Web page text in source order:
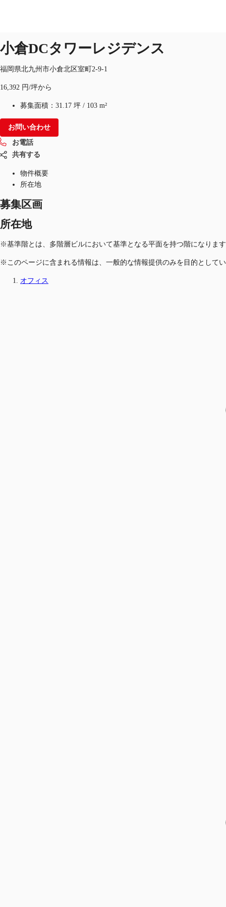
オフィス・事務所
小倉DCタワーレジデンス
福岡県北九州市小倉北区室町2-9-1
16,392 円/坪から
募集面積： 31.17 坪 / 103 m²
お問い合わせ
お電話
共有する
物件概要
所在地
募集区画
所在地
※基準階とは、多階層ビルにおいて基準となる平面を持つ階になりま
※このページに含まれる情報は、一般的な情報提供のみを目的として
オフィス